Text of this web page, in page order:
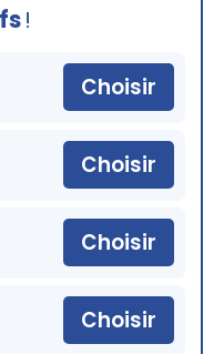
!
Choisir
Choisir
Choisir
Choisir